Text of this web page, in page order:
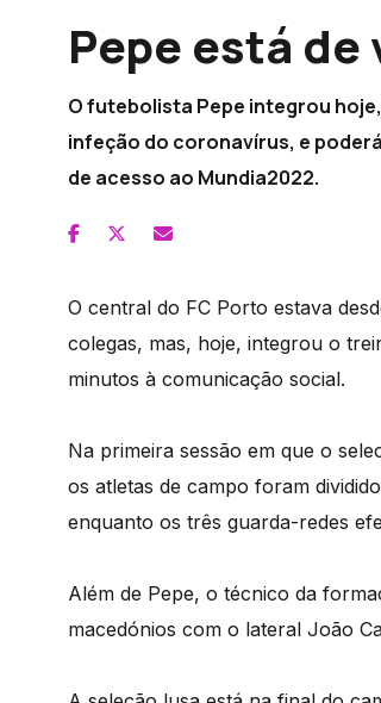
Pepe está
O futebolista Pepe integrou
infeção do coronavírus, e
de acesso ao Mundia2022.
O central do FC Porto estava
colegas, mas, hoje, integrou o
minutos à comunicação social.
Na primeira sessão em que o
os atletas de campo foram
enquanto os três guarda-redes
Além de Pepe, o técnico da
macedónios com o lateral João